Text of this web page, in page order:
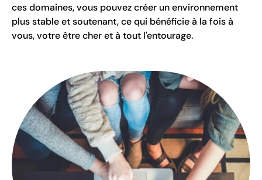
ces domaines, vous pouvez créer un environnement
plus stable et soutenant, ce qui bénéficie à la fois à
vous, votre être cher et à tout l'entourage.